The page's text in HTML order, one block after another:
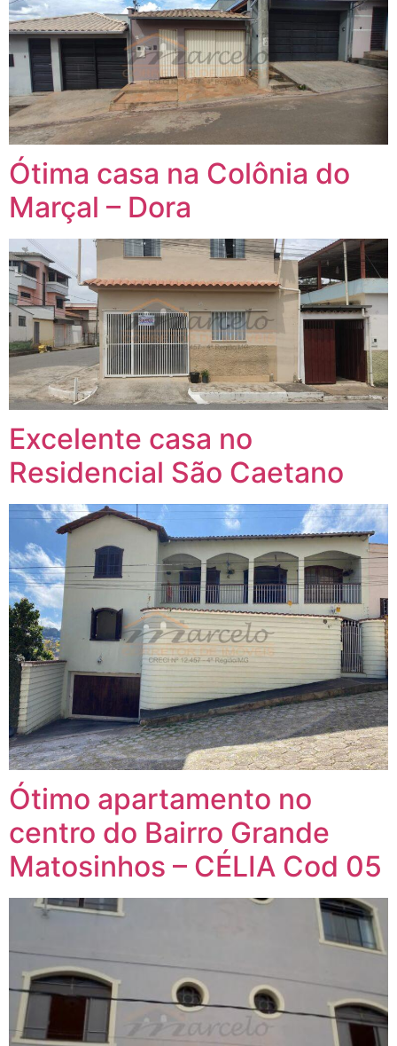
Ótima casa na Colônia do
Marçal – Dora
Excelente casa no
Residencial São Caetano
Ótimo apartamento no
centro do Bairro Grande
Matosinhos – CÉLIA Cod 05